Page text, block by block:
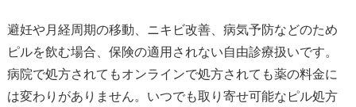
避妊や月経周期の移動、ニキビ改善、病気予防などのため
ピルを飲む場合、保険の適用されない自由診療扱いです。
病院で処方されてもオンラインで処方されても薬の料金に
は変わりがありません。いつでも取り寄せ可能なピル処方